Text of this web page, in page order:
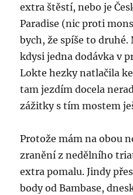
extra štěstí, nebo je
Paradise (nic proti
bych, že spíše to druhé.
kdysi jedna dodávka v
Lokte hezky natlačila
tam jezdím docela
zážitky s tím mostem
Protože mám na obou
zranění z nedělního
extra pomalu. Jindy
body od Bambase,